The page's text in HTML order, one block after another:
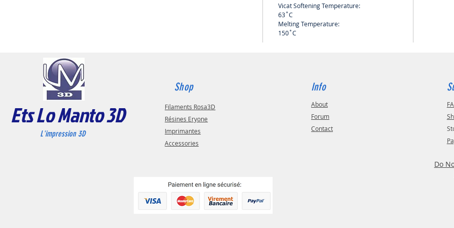
Vicat Softening Temperature:
63˚C
Melting Temperature:
150˚C
Ets Lo Manto 3D
L'impression 3D
Shop
Filaments Rosa3D
Résines Eryone
Imprimantes
Accessories
Info
About
Forum
Contact
Do